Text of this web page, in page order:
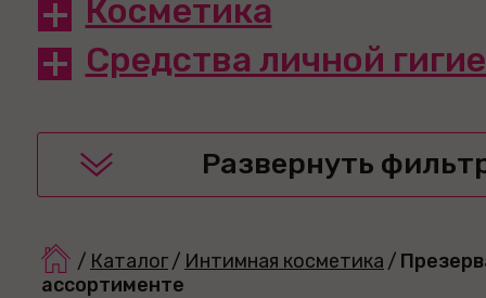
Косметика
Средства личной
Развернуть
/ Каталог/ Интимная косметика /
ассортименте